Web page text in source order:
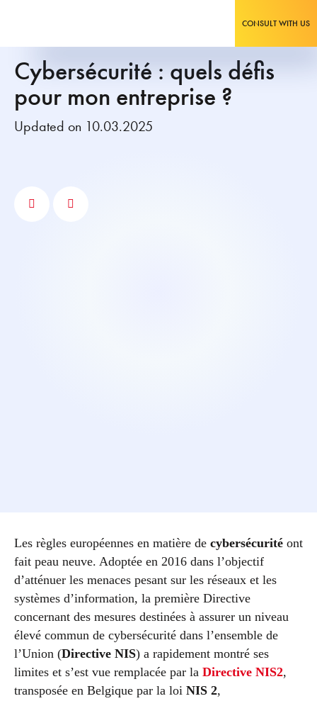
CONSULT WITH US
Cybersécurité : quels défis
pour mon entreprise ?
Updated on 10.03.2025
Les règles européennes en matière de cybersécurité ont
fait peau neuve. Adoptée en 2016 dans l’objectif
d’atténuer les menaces pesant sur les réseaux et les
systèmes d’information, la première Directive
concernant des mesures destinées à assurer un niveau
élevé commun de cybersécurité dans l’ensemble de
l’Union (Directive NIS) a rapidement montré ses
limites et s’est vue remplacée par la Directive NIS2,
transposée en Belgique par la loi NIS 2,